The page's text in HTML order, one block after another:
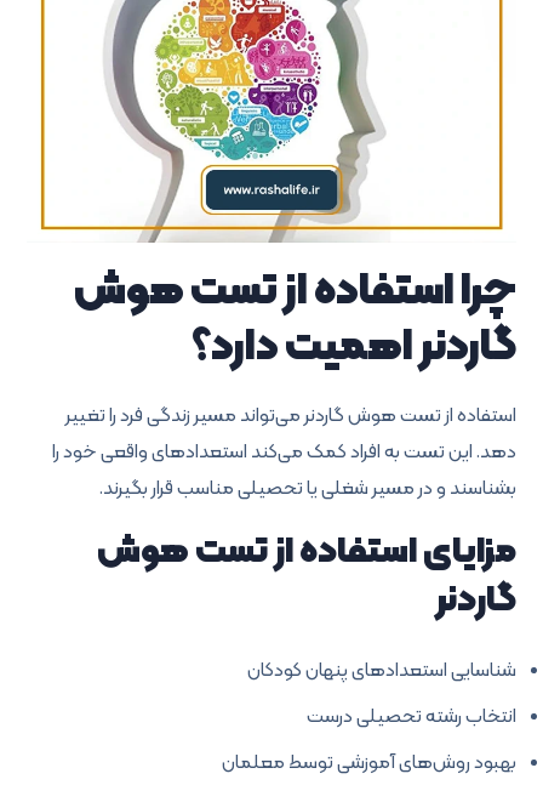
چرا استفاده از تست هوش
گاردنر اهمیت دارد؟
استفاده از تست هوش گاردنر می‌تواند مسیر زندگی فرد را تغییر
دهد. این تست به افراد کمک می‌کند استعدادهای واقعی خود را
بشناسند و در مسیر شغلی یا تحصیلی مناسب قرار بگیرند.
مزایای استفاده از تست هوش
گاردنر
شناسایی استعدادهای پنهان کودکان
انتخاب رشته تحصیلی درست
بهبود روش‌های آموزشی توسط معلمان